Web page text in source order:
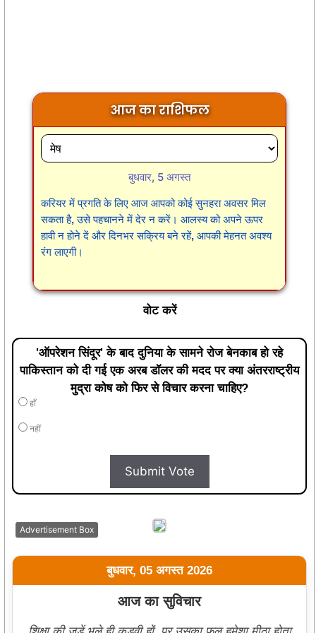
आज का राशिफल
बुधवार, 5 अगस्त
करियर में प्रगति के लिए आज आपको कोई सुनहरा अवसर मिल
सकता है, उसे पहचानने में देर न करें। आलस्य को अपने ऊपर
हावी न होने दें और दिनभर सक्रिय बने रहें, आपकी मेहनत अवश्य
रंग लाएगी।
वोट करें
'ऑपरेशन सिंदूर' के बाद दुनिया के सामने रोज बेनकाब हो रहे
पाकिस्तान को दी गई एक अरब डॉलर की मदद पर क्या अंतरराष्ट्रीय
मुद्रा कोष को फिर से विचार करना चाहिए?
हाँ
नहीं
Submit Vote
Advertisement Box
बुधवार, 05 अगस्त 2026
आज का सुविचार